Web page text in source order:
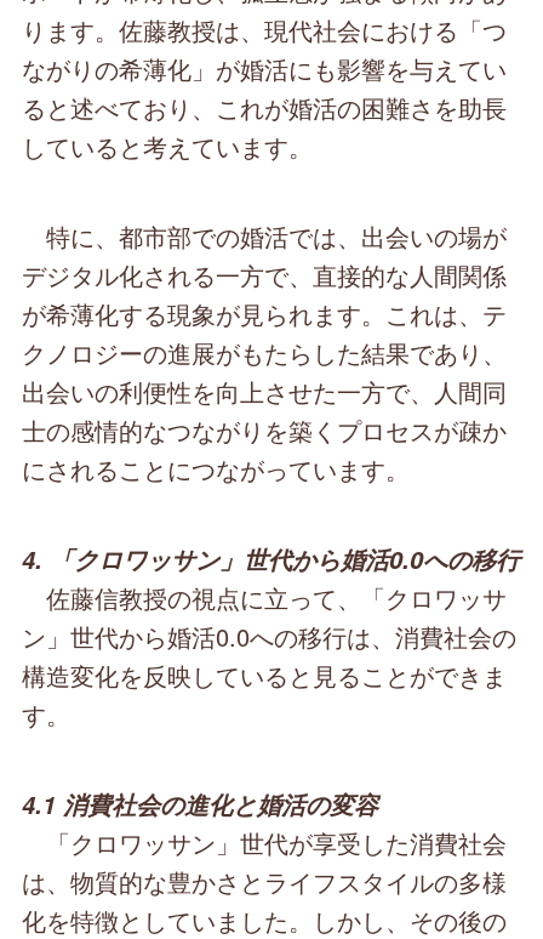
ります。佐藤教授は、現代社会における「つ
ながりの希薄化」が婚活にも影響を与えてい
ると述べており、これが婚活の困難さを助長
していると考えています。
特に、都市部での婚活では、出会いの場が
デジタル化される一方で、直接的な人間関係
が希薄化する現象が見られます。これは、テ
クノロジーの進展がもたらした結果であり、
出会いの利便性を向上させた一方で、人間同
士の感情的なつながりを築くプロセスが疎か
にされることにつながっています。
4. 「クロワッサン」世代から婚活0.0への移行
佐藤信教授の視点に立って、「クロワッサ
ン」世代から婚活0.0への移行は、消費社会の
構造変化を反映していると見ることができま
す。
4.1 消費社会の進化と婚活の変容
「クロワッサン」世代が享受した消費社会
は、物質的な豊かさとライフスタイルの多様
化を特徴としていました。しかし、その後の